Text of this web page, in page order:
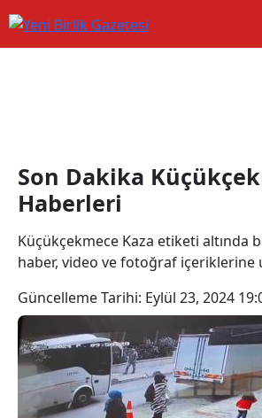
Son Dakika
Haberleri
Küçükçekmece Kaza etiketi altında
haber, video ve fotoğraf içeriklerine
Güncelleme Tarihi: Eylül 23, 2024